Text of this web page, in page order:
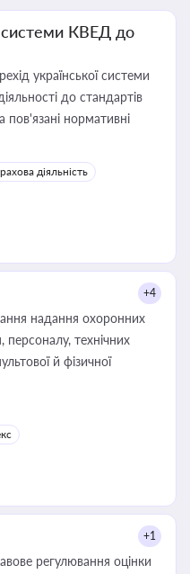
системи КВЕД до
української системи
до стандартів
нормативні
діяльність
+4
надання охоронних
персоналу, технічних
й фізичної
+1
регулювання оцінки